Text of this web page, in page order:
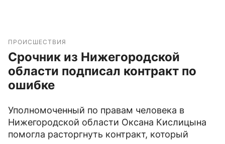
ПРОИСШЕСТВИЯ
Срочник из Нижегородской
области подписал контракт по
ошибке
Уполномоченный по правам человека в
Нижегородской области Оксана Кислицына
помогла расторгнуть контракт, который